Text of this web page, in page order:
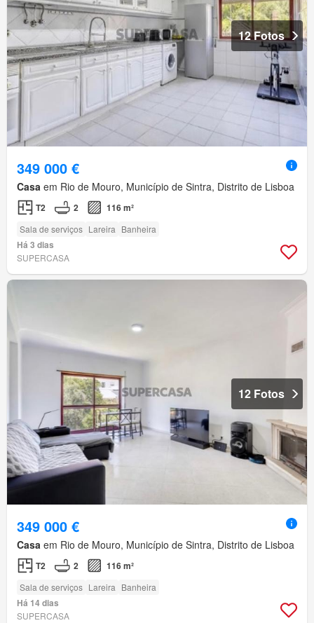
12 Fotos
349 000 €
Casa em Rio de Mouro, Município de Sintra, Distrito de Lisboa
T2 2 116 m²
Sala de serviços Lareira Banheira
Há 3 dias
SUPERCASA
12 Fotos
349 000 €
Casa em Rio de Mouro, Município de Sintra, Distrito de Lisboa
T2 2 116 m²
Sala de serviços Lareira Banheira
Há 14 dias
SUPERCASA